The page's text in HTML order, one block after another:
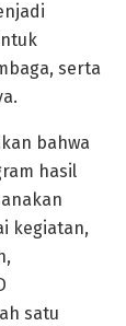
serta
bahwa
hasil
kegiatan,
satu